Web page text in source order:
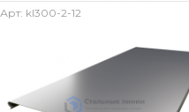
Арт: kl300-2-12